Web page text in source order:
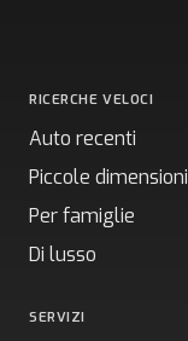
RICERCHE VELOCI
Auto recenti
Piccole dimensioni
Per famiglie
Di lusso
SERVIZI